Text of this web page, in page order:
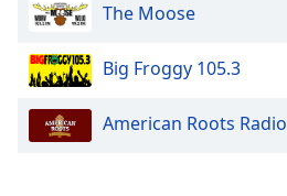
The Moose
Big Froggy 105.3
American Roots Radio